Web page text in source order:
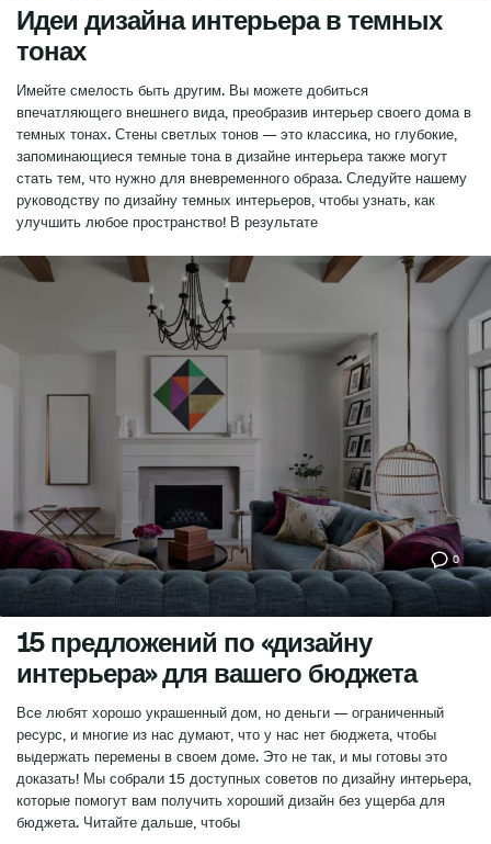
Идеи дизайна интерьера в темных
тонах
Имейте смелость быть другим. Вы можете добиться
впечатляющего внешнего вида, преобразив интерьер своего дома в
темных тонах. Стены светлых тонов — это классика, но глубокие,
запоминающиеся темные тона в дизайне интерьера также могут
стать тем, что нужно для вневременного образа. Следуйте нашему
руководству по дизайну темных интерьеров, чтобы узнать, как
улучшить любое пространство! В результате
0
15 предложений по «дизайну
интерьера» для вашего бюджета
Все любят хорошо украшенный дом, но деньги — ограниченный
ресурс, и многие из нас думают, что у нас нет бюджета, чтобы
выдержать перемены в своем доме. Это не так, и мы готовы это
доказать! Мы собрали 15 доступных советов по дизайну интерьера,
которые помогут вам получить хороший дизайн без ущерба для
бюджета. Читайте дальше, чтобы